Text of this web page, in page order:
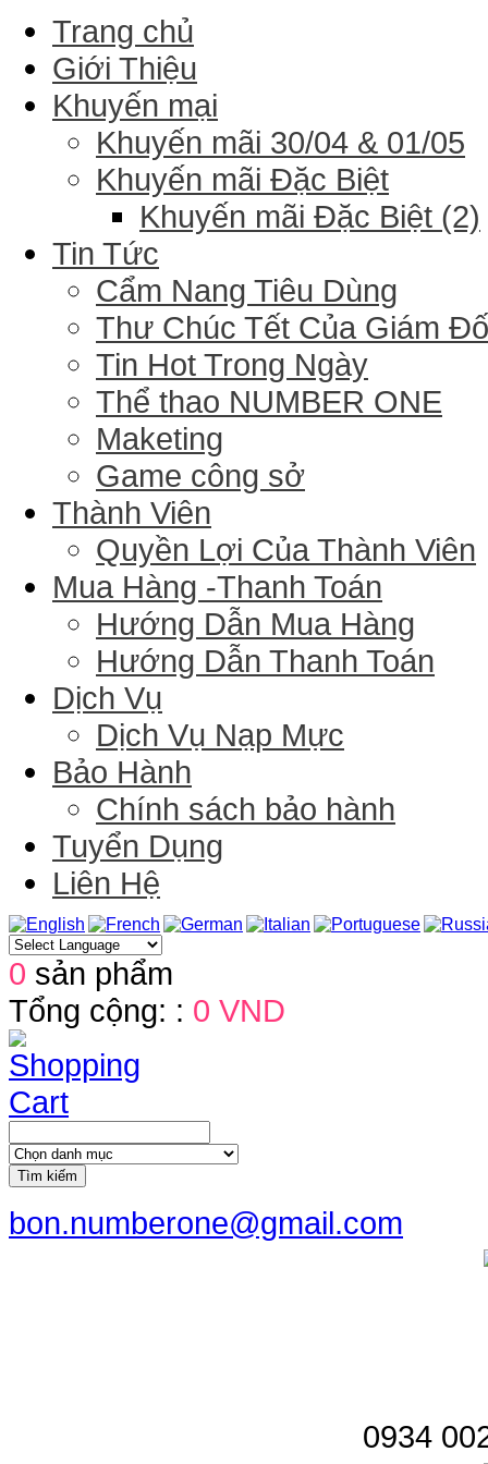
Trang chủ
Giới Thiệu
Khuyến mại
Khuyến mãi 30/04 & 01/05
Khuyến mãi Đặc Biệt
Khuyến mãi Đặc Biệt (2)
Tin Tức
Cẩm Nang Tiêu Dùng
Thư Chúc Tết Của Giám
Tin Hot Trong Ngày
Thể thao NUMBER ONE
Maketing
Game công sở
Thành Viên
Quyền Lợi Của Thành Viên
Mua Hàng -Thanh Toán
Hướng Dẫn Mua Hàng
Hướng Dẫn Thanh Toán
Dịch Vụ
Dịch Vụ Nạp Mực
Bảo Hành
Chính sách bảo hành
Tuyển Dụng
Liên Hệ
0 sản phẩm
Tổng cộng: : 0 VND
Tìm kiếm
bon.numberone@gmail.com
0934